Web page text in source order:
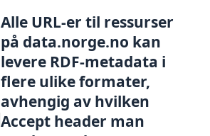
Alle URL-er til ressurser
på data.norge.no kan
levere RDF-metadata i
flere ulike formater,
avhengig av hvilken
Accept header man